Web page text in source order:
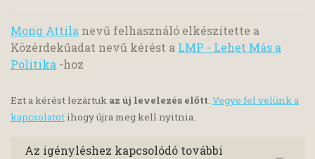
Mong Attila nevű felhasználó elkészítette a
Közérdekűadat nevű kérést a LMP - Lehet Más a
Politika -hoz
Ezt a kérést lezártuk az új levelezés előtt. Vegye fel velünk a
kapcsolatotihogy újra meg kell nyitnia.
Az igényléshez kapcsolódó további